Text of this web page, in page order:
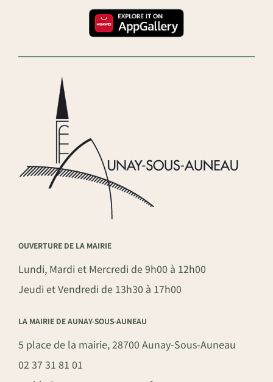
OUVERTURE DE LA MAIRIE
Lundi, Mardi et Mercredi de 9h00 à 12h00
Jeudi et Vendredi de 13h30 à 17h00
LA MAIRIE DE AUNAY-SOUS-AUNEAU
5 place de la mairie, 28700 Aunay-Sous-Auneau
02 37 31 81 01